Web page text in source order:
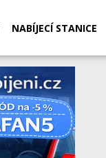
NABÍJECÍ STANICE